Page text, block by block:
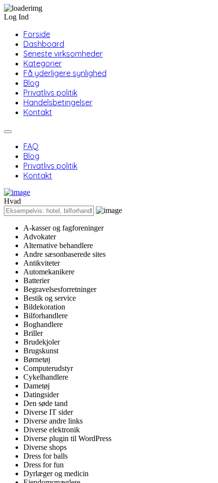
Log Ind
Forside
Dashboard
Seneste virksomheder
Kategorier
Få yderligere synlighed
Blog
Privatlivs politik
Handelsbetingelser
Kontakt
FAQ
Blog
Privatlivs politik
Kontakt
Hvad
A-kasser og fagforeninger
Advokater
Alternative behandlere
Andre sæsonbaserede sites
Antikviteter
Automekanikere
Batterier
Begravelsesforretninger
Bestik og service
Bildekoration
Bilforhandlere
Boghandlere
Briller
Brudekjoler
Brugskunst
Børnetøj
Computerudstyr
Cykelhandlere
Dametøj
Datingsider
Den søde tand
Diverse IT sider
Diverse andre links
Diverse elektronik
Diverse plugin til WordPress
Diverse shops
Dress for balls
Dress for fun
Dyrlæger og medicin